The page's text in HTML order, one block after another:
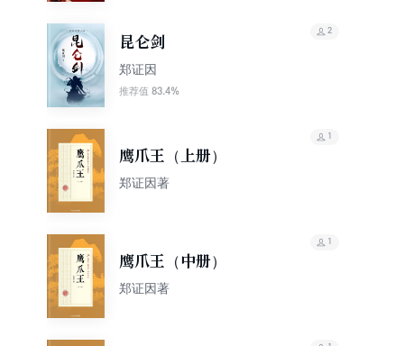
昆仑剑
郑证因
推荐值 83.4%
2
鹰爪王（上册）
郑证因著
1
鹰爪王（中册）
郑证因著
1